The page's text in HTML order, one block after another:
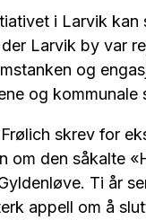
i Larvik
Larvik by var
og
og kommunale
skrev for
om den såkalte
Ti år
appell om å